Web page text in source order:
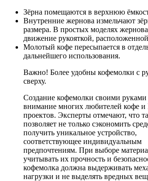
Зёрна помещаются в верхнюю
Внутренние жернова измельчают
размера. В простых моделях
движение рукояткой,
Молотый кофе пересыпается в
дальнейшего использования.
Важно! Более удобны кофемолки с
сверху.
Создание кофемолки своими руками
внимание многих любителей кофе и
проектов. Эксперты отмечают, что
позволяет не только сэкономить
получить уникальное устройство,
соответствующее индивидуальным
предпочтениям. При выборе
учитывать их прочность и
кофемолка должна выдерживать
нагрузки и не выделять вредных